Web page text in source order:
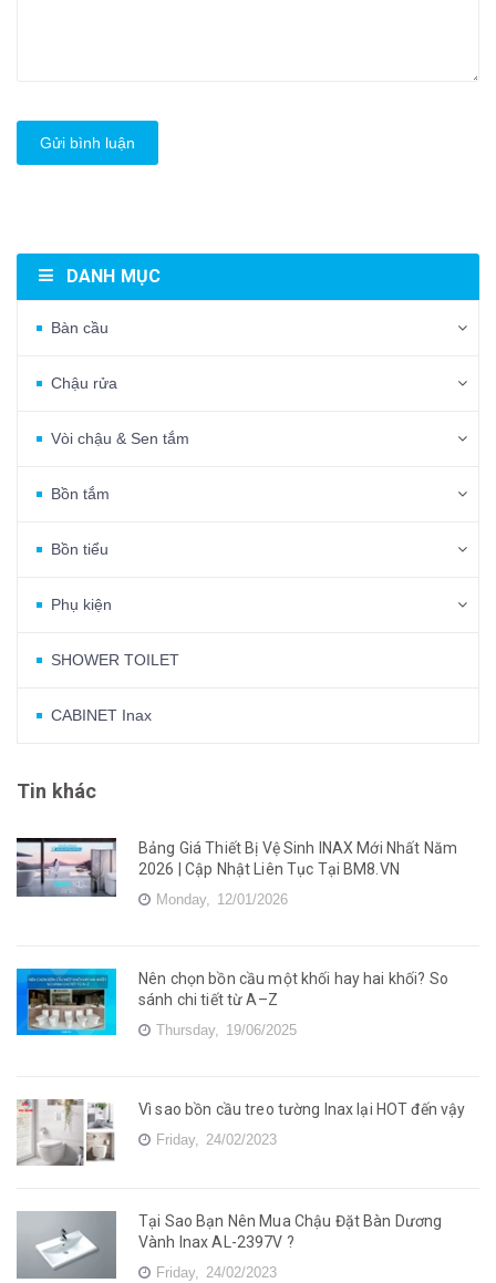
Gửi bình luận
DANH MỤC
Bàn cầu
Chậu rửa
Vòi chậu & Sen tắm
Bồn tắm
Bồn tiểu
Phụ kiện
SHOWER TOILET
CABINET Inax
Tin khác
Bảng Giá Thiết Bị Vệ Sinh INAX Mới Nhất Năm
2026 | Cập Nhật Liên Tục Tại BM8.VN
Monday, 12/01/2026
Nên chọn bồn cầu một khối hay hai khối? So
sánh chi tiết từ A–Z
Thursday, 19/06/2025
Vì sao bồn cầu treo tường Inax lại HOT đến vậy
Friday, 24/02/2023
Tại Sao Bạn Nên Mua Chậu Đặt Bàn Dương
Vành Inax AL-2397V ?
Friday, 24/02/2023